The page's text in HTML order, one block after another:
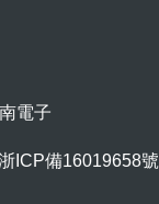
電子
ICP備16019658號